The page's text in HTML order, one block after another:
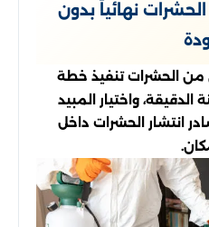
نهائياً بدون
من الحشرات تنفيذ خطة
واختيار المبيد
انتشار الحشرات داخل